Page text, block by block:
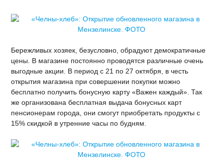
Бережливых хозяек, безусловно, обрадуют демократичные
цены. В магазине постоянно проводятся различные очень
выгодные акции. В период с 21 по 27 октября, в честь
открытия магазина при совершении покупки можно
бесплатно получить бонусную карту «Важен каждый». Так
же организована бесплатная выдача бонусных карт
пенсионерам города, они смогут приобретать продукты с
15% скидкой в утренние часы по будням.